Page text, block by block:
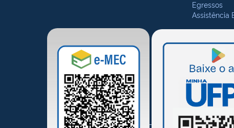
Egressos
Assistência